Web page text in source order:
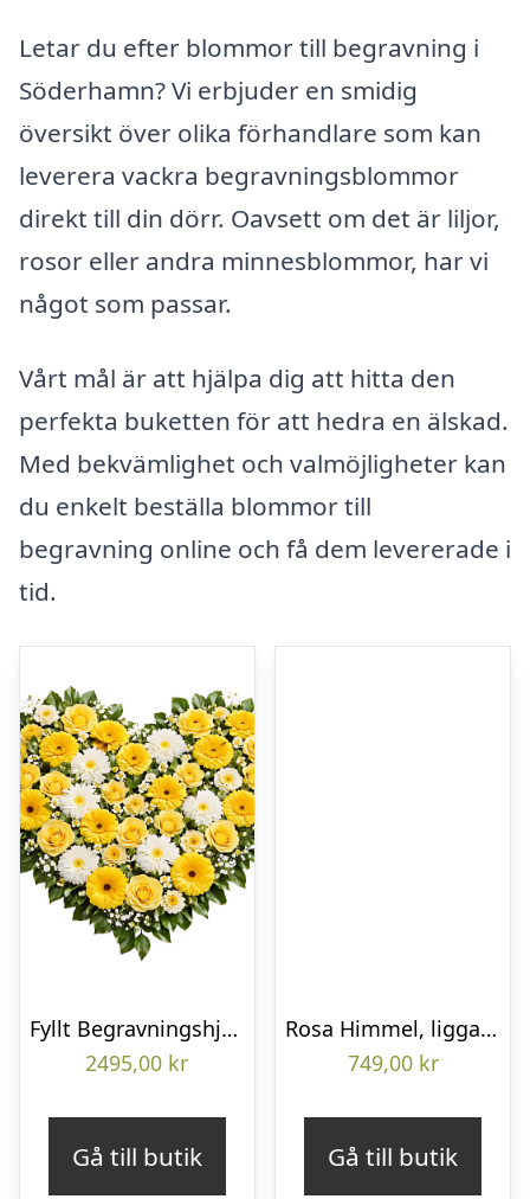
Letar du efter blommor till begravning i
Söderhamn? Vi erbjuder en smidig
översikt över olika förhandlare som kan
leverera vackra begravningsblommor
direkt till din dörr. Oavsett om det är liljor,
rosor eller andra minnesblommor, har vi
något som passar.
Vårt mål är att hjälpa dig att hitta den
perfekta buketten för att hedra en älskad.
Med bekvämlighet och valmöjligheter kan
du enkelt beställa blommor till
begravning online och få dem levererade i
tid.
Fyllt Begravningshjärta
2495,00 kr
Gå till butik
Rosa Himmel, liggande bukett
749,00 kr
Gå till butik